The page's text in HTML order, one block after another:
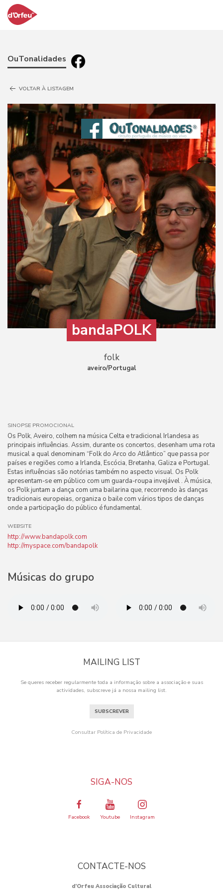
OuTonalidades
VOLTAR À LISTAGEM
bandaPOLK
folk
aveiro/Portugal
SINOPSE PROMOCIONAL
Os Polk, Aveiro, colhem na música Celta e tradicional Irlandesa as
principais influências. Assim, durante os concertos, desenham uma rota
musical a qual denominam “Folk do Arco do Atlântico” que passa por
países e regiões como a Irlanda, Escócia, Bretanha, Galiza e Portugal.
Estas influências são notórias também no aspecto visual. Os Polk
apresentam-se em público com um guarda-roupa invejável . À música,
os Polk juntam a dança com uma bailarina que, recorrendo às danças
tradicionais europeias, organiza o baile com vários tipos de danças
onde a participação do público é fundamental.
WEBSITE
http://www.bandapolk.com
http://myspace.com/bandapolk
Músicas do grupo
MAILING LIST
Se queres receber regularmente toda a informação sobre a associação e suas
actividades, subscreve já a nossa mailing list.
SUBSCREVER
Consultar Política de Privacidade
SIGA-NOS
Facebook Youtube Instagram
CONTACTE-NOS
d’Orfeu Associação Cultural